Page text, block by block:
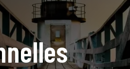
EVÉNEMENTS
LIVRE D’OR
COMPRENDRE LA
COMPRENDRE LA
GUIDES /